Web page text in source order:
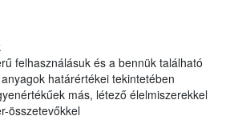
felhasználásuk és a bennük található
határértékei tekintetében
más, létező élelmiszerekkel
összetevőkkel